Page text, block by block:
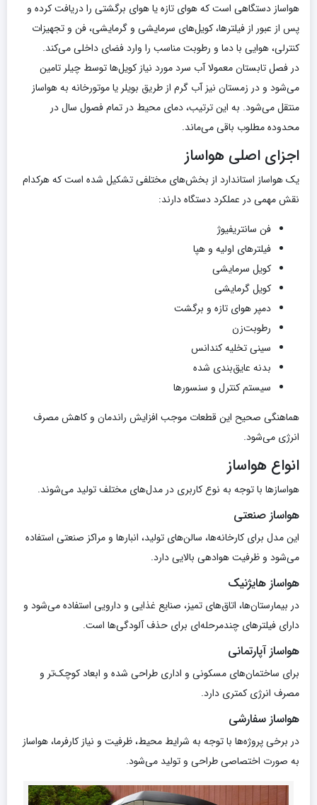
هواساز دستگاهی است که هوای تازه یا هوای برگشتی را دریافت کرده و
پس از عبور از فیلترها، کویل‌های سرمایشی و گرمایشی، فن و تجهیزات
کنترلی، هوایی با دما و رطوبت مناسب را وارد فضای داخلی می‌کند.
در فصل تابستان معمولا آب سرد مورد نیاز کویل‌ها توسط چیلر تامین
می‌شود و در زمستان نیز آب گرم از طریق بویلر یا موتورخانه به هواساز
منتقل می‌شود. به این ترتیب، دمای محیط در تمام فصول سال در
محدوده مطلوب باقی می‌ماند.
اجزای اصلی هواساز
یک هواساز استاندارد از بخش‌های مختلفی تشکیل شده است که هرکدام
نقش مهمی در عملکرد دستگاه دارند:
فن سانتریفیوژ
فیلترهای اولیه و هپا
کویل سرمایشی
کویل گرمایشی
دمپر هوای تازه و برگشت
رطوبت‌زن
سینی تخلیه کندانس
بدنه عایق‌بندی شده
سیستم کنترل و سنسورها
هماهنگی صحیح این قطعات موجب افزایش راندمان و کاهش مصرف
انرژی می‌شود.
انواع هواساز
هواسازها با توجه به نوع کاربری در مدل‌های مختلف تولید می‌شوند.
هواساز صنعتی
این مدل برای کارخانه‌ها، سالن‌های تولید، انبارها و مراکز صنعتی استفاده
می‌شود و ظرفیت هوادهی بالایی دارد.
هواساز هایژنیک
در بیمارستان‌ها، اتاق‌های تمیز، صنایع غذایی و دارویی استفاده می‌شود و
دارای فیلترهای چندمرحله‌ای برای حذف آلودگی‌ها است.
هواساز آپارتمانی
برای ساختمان‌های مسکونی و اداری طراحی شده و ابعاد کوچک‌تر و
مصرف انرژی کمتری دارد.
هواساز سفارشی
در برخی پروژه‌ها با توجه به شرایط محیط، ظرفیت و نیاز کارفرما، هواساز
به صورت اختصاصی طراحی و تولید می‌شود.